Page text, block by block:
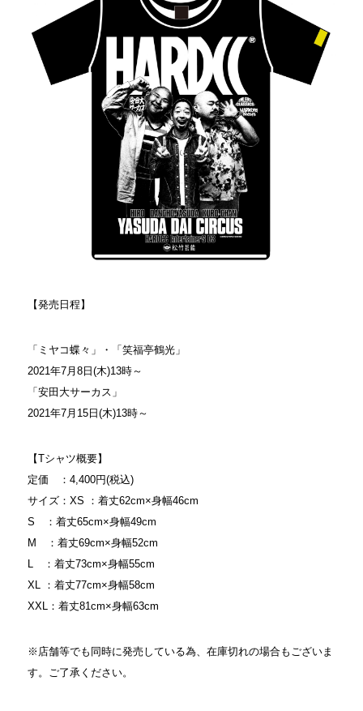
【発売日程】
「ミヤコ蝶々」・「笑福亭鶴光」
2021年7月8日(木)13時～
「安田大サーカス」
2021年7月15日(木)13時～
【Tシャツ概要】
定価 ：4,400円(税込)
サイズ：XS ：着丈62cm×身幅46cm
S ：着丈65cm×身幅49cm
M ：着丈69cm×身幅52cm
L ：着丈73cm×身幅55cm
XL ：着丈77cm×身幅58cm
XXL：着丈81cm×身幅63cm
※店舗等でも同時に発売している為、在庫切れの場合もございま
す。ご了承ください。